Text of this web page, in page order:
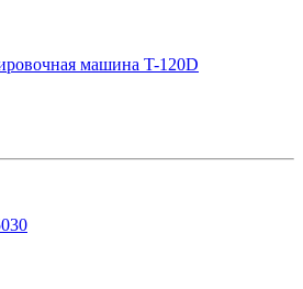
машина T-120D